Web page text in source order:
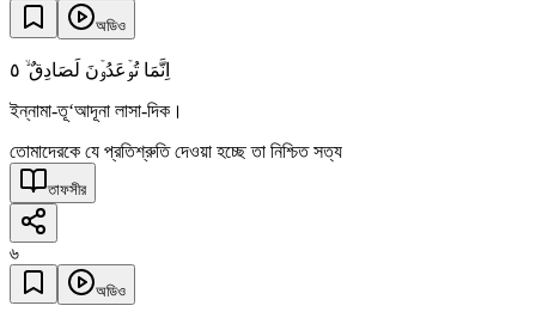
অডিও
اِنَّمَا تُوۡعَدُوۡنَ لَصَادِقٌ ۙ ٥
ইন্নামা-তূ‘আদূনা লাসা-দিক।
তোমাদেরকে যে প্রতিশ্রুতি দেওয়া হচ্ছে তা নিশ্চিত সত্য
তাফসীর
৬
অডিও